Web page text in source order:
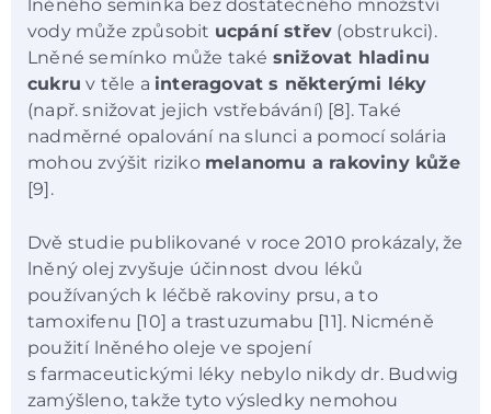
lněného semínka bez dostatečného množství
vody může způsobit ucpání střev (obstrukci).
Lněné semínko může také snižovat hladinu
cukru v těle a interagovat s některými léky
(např. snižovat jejich vstřebávání) [8]. Také
nadměrné opalování na slunci a pomocí solária
mohou zvýšit riziko melanomu a rakoviny kůže
[9].
Dvě studie publikované v roce 2010 prokázaly, že
lněný olej zvyšuje účinnost dvou léků
používaných k léčbě rakoviny prsu, a to
tamoxifenu [10] a trastuzumabu [11]. Nicméně
použití lněného oleje ve spojení
s farmaceutickými léky nebylo nikdy dr. Budwig
zamýšleno, takže tyto výsledky nemohou